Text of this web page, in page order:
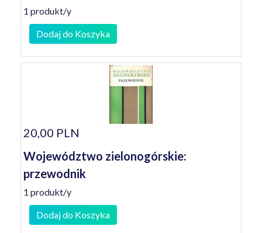
1 produkt/y
Dodaj do Koszyka
20,00 PLN
Województwo zielonogórskie:
przewodnik
1 produkt/y
Dodaj do Koszyka